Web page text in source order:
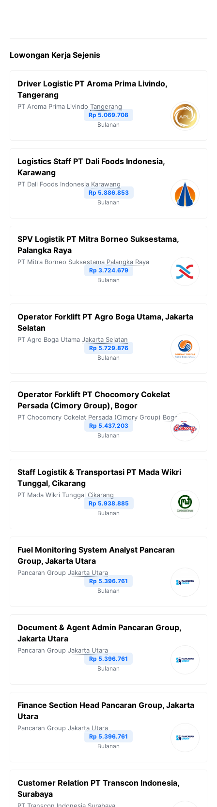
Lowongan Kerja Sejenis
Driver Logistic PT Aroma Prima Livindo,
Tangerang
PT Aroma Prima Livindo Tangerang
Rp 5.069.708
Bulanan
Logistics Staff PT Dali Foods Indonesia,
Karawang
PT Dali Foods Indonesia Karawang
Rp 5.886.853
Bulanan
SPV Logistik PT Mitra Borneo Suksestama,
Palangka Raya
PT Mitra Borneo Suksestama Palangka Raya
Rp 3.724.679
Bulanan
Operator Forklift PT Agro Boga Utama, Jakarta
Selatan
PT Agro Boga Utama Jakarta Selatan
Rp 5.729.876
Bulanan
Operator Forklift PT Chocomory Cokelat
Persada (Cimory Group), Bogor
PT Chocomory Cokelat Persada (Cimory Group) Bogor
Rp 5.437.203
Bulanan
Staff Logistik & Transportasi PT Mada Wikri
Tunggal, Cikarang
PT Mada Wikri Tunggal Cikarang
Rp 5.938.885
Bulanan
Fuel Monitoring System Analyst Pancaran
Group, Jakarta Utara
Pancaran Group Jakarta Utara
Rp 5.396.761
Bulanan
Document & Agent Admin Pancaran Group,
Jakarta Utara
Pancaran Group Jakarta Utara
Rp 5.396.761
Bulanan
Finance Section Head Pancaran Group, Jakarta
Utara
Pancaran Group Jakarta Utara
Rp 5.396.761
Bulanan
Customer Relation PT Transcon Indonesia,
Surabaya